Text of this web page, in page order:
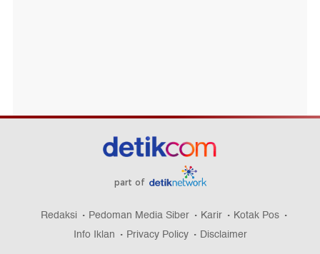
part of
Redaksi Pedoman Media Siber Karir
Kotak Pos
Info Iklan
Privacy Policy Disclaimer